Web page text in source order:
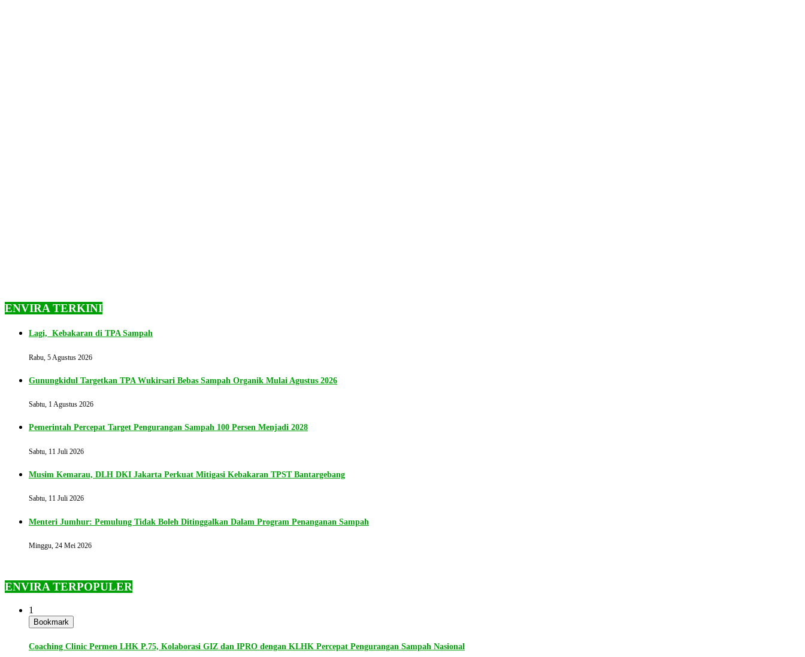
ENVIRA TERKINI
Lagi, Kebakaran di TPA Sampah
Rabu, 5 Agustus 2026
Gunungkidul Targetkan TPA Wukirsari Bebas Sampah Organik Mulai Agustus 2026
Sabtu, 1 Agustus 2026
Pemerintah Percepat Target Pengurangan Sampah 100 Persen Menjadi 2028
Sabtu, 11 Juli 2026
Musim Kemarau, DLH DKI Jakarta Perkuat Mitigasi Kebakaran TPST Bantargebang
Sabtu, 11 Juli 2026
Menteri Jumhur: Pemulung Tidak Boleh Ditinggalkan Dalam Program Penanganan Sampah
Minggu, 24 Mei 2026
ENVIRA TERPOPULER
1
Bookmark
Coaching Clinic Permen LHK P.75, Kolaborasi GIZ dan IPRO dengan KLHK Percepat Pengurangan Sampah Nasional